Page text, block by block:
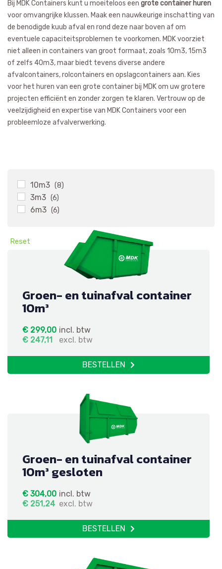
Bij MDK Containers kunt u moeiteloos een grote container huren
voor omvangrijke klussen. Maak een nauwkeurige inschatting van
de benodigde kuub afval en rond deze naar boven af om
eventuele capaciteitsproblemen te voorkomen. MDK voorziet
niet alleen in containers van groot formaat, zoals 10m3, 15m3
of zelfs 40m3, maar biedt tevens diverse andere
afvalcontainers, rolcontainers en opslagcontainers aan. Kies
voor het huren van een grote container bij MDK om uw grotere
projecten efficiënt en zonder zorgen te klaren. Vertrouw op de
veelzijdigheid en expertise van MDK Containers voor een
probleemloze afvalverwerking.
10m3 (8)
3m3 (6)
6m3 (6)
Reset
Groen- en tuinafval container
10m³
€ 299,00 incl. btw
€ 247,11 excl. btw
BESTELLEN
Groen- en tuinafval container
10m³ gesloten
€ 304,00 incl. btw
€ 251,24 excl. btw
BESTELLEN